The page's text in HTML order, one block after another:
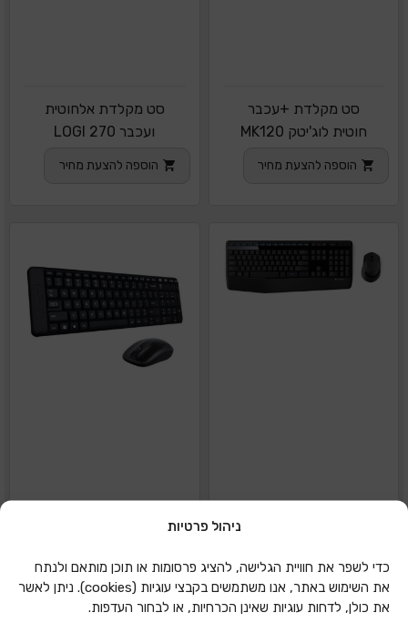
ניהול פרטיות
כדי לשפר את חוויית הגלישה, להציג פרסומות או תוכן מותאם ולנתח
את השימוש באתר, אנו משתמשים בקבצי עוגיות (cookies). ניתן לאשר
את כולן, לדחות עוגיות שאינן הכרחיות, או לבחור העדפות.
סט מקלדת +עכבר
חוטית לוג'יטק MK120
הוספה להצעת מחיר
סט מקלדת אלחוטית
ועכבר LOGI 270
הוספה להצעת מחיר
ועכבר LOGI MK 345
הוספה להצעת מחיר
אלחוטי HP CS 500
הוספה להצעת מחיר